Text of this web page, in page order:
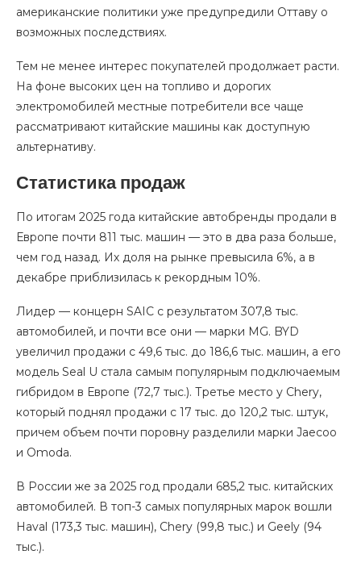
американские политики уже предупредили Оттаву о
возможных последствиях.
Тем не менее интерес покупателей продолжает расти.
На фоне высоких цен на топливо и дорогих
электромобилей местные потребители все чаще
рассматривают китайские машины как доступную
альтернативу.
Статистика продаж
По итогам 2025 года китайские автобренды продали в
Европе почти 811 тыс. машин — это в два раза больше,
чем год назад. Их доля на рынке превысила 6%, а в
декабре приблизилась к рекордным 10%.
Лидер — концерн SAIC с результатом 307,8 тыс.
автомобилей, и почти все они — марки MG. BYD
увеличил продажи с 49,6 тыс. до 186,6 тыс. машин, а его
модель Seal U стала самым популярным подключаемым
гибридом в Европе (72,7 тыс.). Третье место у Chery,
который поднял продажи с 17 тыс. до 120,2 тыс. штук,
причем объем почти поровну разделили марки Jaecoo
и Omoda.
В России же за 2025 год продали 685,2 тыс. китайских
автомобилей. В топ-3 самых популярных марок вошли
Haval (173,3 тыс. машин), Chery (99,8 тыс.) и Geely (94
тыс.).